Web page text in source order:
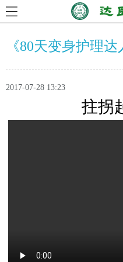
《80天变身护理
2017-07-28 13:23
拄拐